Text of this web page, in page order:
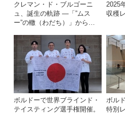
クレマン・ド・ブルゴーニ
ュ、誕生の軌跡 ―「”ムス
ー”の轍（わだち）」から抜
2025
収穫
ボルドーで世界ブラインド・
テイスティング選手権開催。
ボル
特別